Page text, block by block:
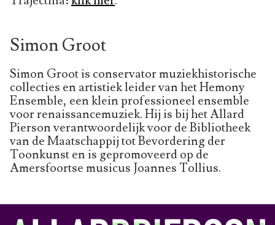
Simon Groot
Simon Groot is conservator muziekhistorische
collecties en artistiek leider van het Hemony
Ensemble, een klein professioneel ensemble
voor renaissancemuziek. Hij is bij het Allard
Pierson verantwoordelijk voor de Bibliotheek
van de Maatschappij tot Bevordering der
Toonkunst en is gepromoveerd op de
Amersfoortse musicus Joannes Tollius.